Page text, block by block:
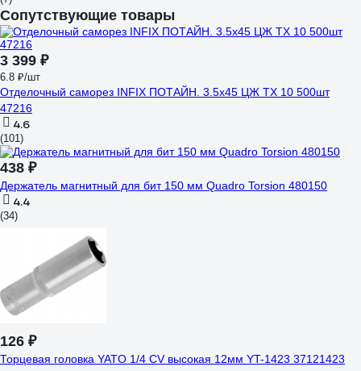
Сопутствующие товары
3 399 ₽
6.8 ₽/шт
Отделочный саморез INFIX ПОТАЙН. 3.5х45 ЦЖ TX 10 500шт
47216
4.6
(101)
438 ₽
Держатель магнитный для бит 150 мм Quadro Torsion 480150
4.4
(34)
126 ₽
Торцевая головка YATO 1/4 CV высокая 12мм YT-1423 37121423